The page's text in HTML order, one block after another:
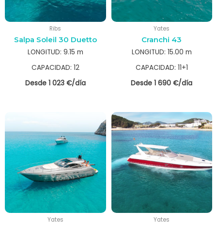
Ribs
Salpa Soleil 30 Duetto
LONGITUD: 9.15 m
CAPACIDAD: 12
Desde 1 023 €/día
Yates
Cranchi 43
LONGITUD: 15.00 m
CAPACIDAD: 11+1
Desde 1 690 €/día
Yates Yates